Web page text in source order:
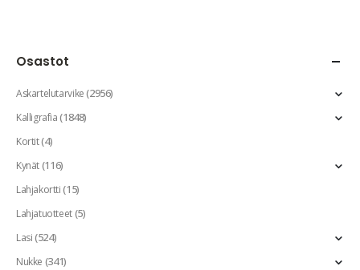
Osastot
Askartelutarvike(2956)
Kalligrafia(1848)
Kortit(4)
Kynät(116)
Lahjakortti(15)
Lahjatuotteet(5)
Lasi(524)
Nukke (341)